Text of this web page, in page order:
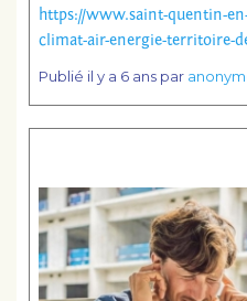
https://www.saint-quentin-
climat-air-energie-territoire-
Publié il y a 6 anspar